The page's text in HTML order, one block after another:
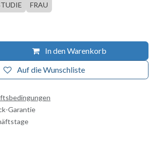
FRAU
In den Warenkorb
Auf die Wunschliste
Garantie